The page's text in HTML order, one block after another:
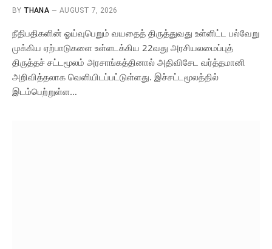
BY THANA AUGUST 7, 2026
நீதிபதிகளின் ஓய்வுபெறும் வயதைத் திருத்துவது உள்ளிட்ட பல்வேறு
முக்கிய ஏற்பாடுகளை உள்ளடக்கிய 22வது அரசியலமைப்புத்
திருத்தச் சட்டமூலம் அரசாங்கத்தினால் அதிவிசேட வர்த்தமானி
அறிவித்தலாக வெளியிடப்பட்டுள்ளது. இச்சட்டமூலத்தில்
இடம்பெற்றுள்ள…